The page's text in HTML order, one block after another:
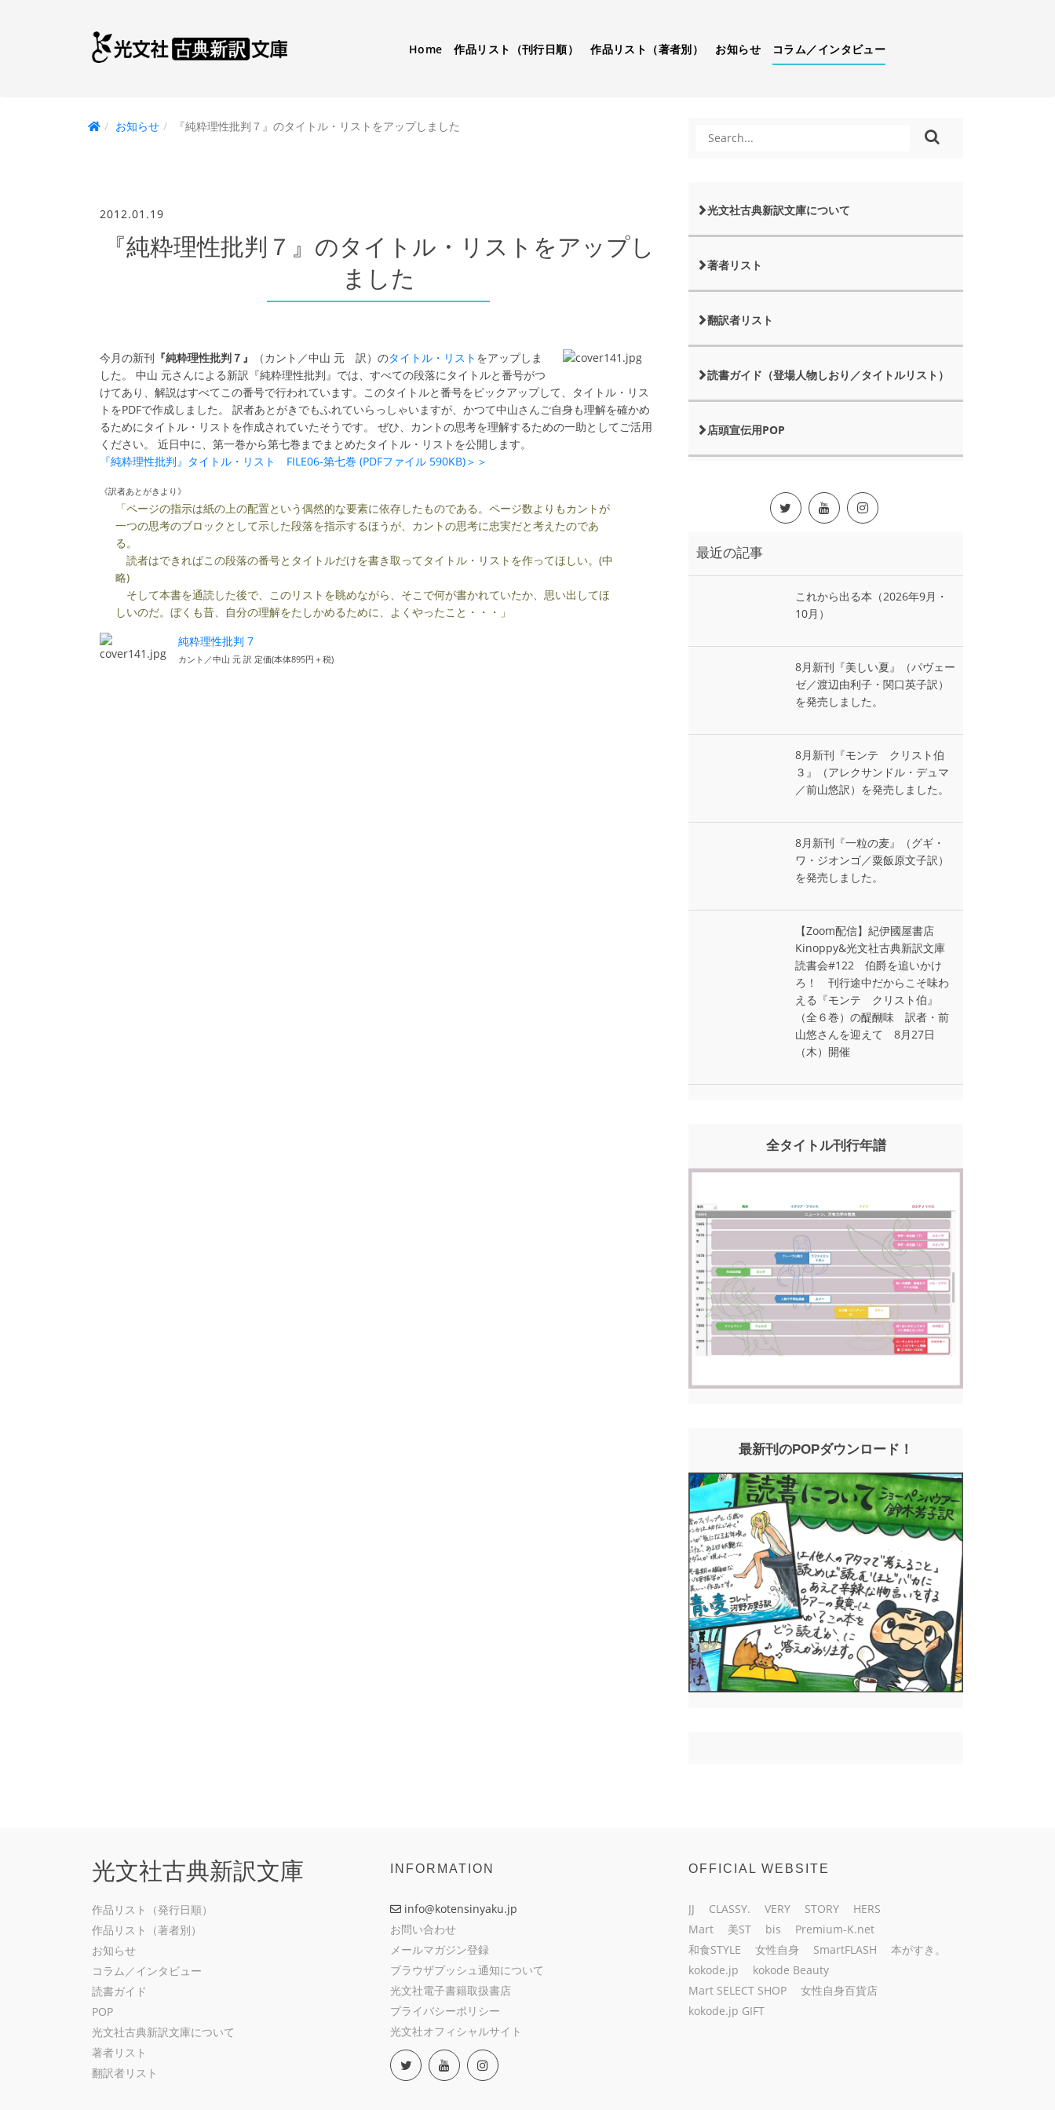
Home 作品リスト（刊行日順） 作品リスト（著者別） お知らせ コラム／インタビュー
お知らせ 『純粋理性批判７』のタイトル・リストをアップしました
2012.01.19
『純粋理性批判７』のタイトル・リストをアップし
ました
今月の新刊 『純粋理性批判７』 （カント／中山 元 訳）のタイトル・リスト をアップしま
した。 中山 元さんによる新訳『純粋理性批判』では、すべての段落にタイトルと番号がつ
けてあり、解説はすべてこの番号で行われています。このタイトルと番号をピックアップして、タイトル・リス
トをPDFで作成しました。 訳者あとがきでもふれていらっしゃいますが、かつて中山さんご自身も理解を確かめ
るためにタイトル・リストを作成されていたそうです。 ぜひ、カントの思考を理解するための一助としてご活用
ください。 近日中に、第一巻から第七巻までまとめたタイトル・リストを公開します。
『純粋理性批判』タイトル・リスト FILE06-第七巻 (PDFファイル 590KB)＞＞
《訳者あとがきより》
「ページの指示は紙の上の配置という偶然的な要素に依存したものである。ページ数よりもカントが
一つの思考のブロックとして示した段落を指示するほうが、カントの思考に忠実だと考えたのであ
る。
読者はできればこの段落の番号とタイトルだけを書き取ってタイトル・リストを作ってほしい。(中
略)
そして本書を通読した後で、このリストを眺めながら、そこで何が書かれていたか、思い出してほ
しいのだ。ぼくも昔、自分の理解をたしかめるために、よくやったこと・・・」
純粋理性批判 7
カント／中山 元 訳 定価(本体895円＋税)
光文社古典新訳文庫について
著者リスト
翻訳者リスト
読書ガイド（登場人物しおり／タイトルリスト）
店頭宣伝用POP
最近の記事
これから出る本（2026年9月・
10月）
8月新刊『美しい夏』（パヴェー
ゼ／渡辺由利子・関口英子訳）
を発売しました。
8月新刊『モンテ゠クリスト伯
３』（アレクサンドル・デュマ
／前山悠訳）を発売しました。
8月新刊『一粒の麦』（グギ・
ワ・ジオンゴ／粟飯原文子訳）
を発売しました。
【Zoom配信】紀伊國屋書店
Kinoppy&光文社古典新訳文庫
読書会#122 伯爵を追いかけ
ろ！ 刊行途中だからこそ味わ
える『モンテ゠クリスト伯』
（全６巻）の醍醐味 訳者・前
山悠さんを迎えて 8月27日
（木）開催
全タイトル刊行年譜
最新刊のPOPダウンロード！
光文社古典新訳文庫
作品リスト（発行日順）
作品リスト（著者別）
お知らせ
コラム／インタビュー
読書ガイド
POP
光文社古典新訳文庫について
著者リスト
翻訳者リスト
INFORMATION
info@kotensinyaku.jp
お問い合わせ
メールマガジン登録
ブラウザプッシュ通知について
光文社電子書籍取扱書店
プライバシーポリシー
光文社オフィシャルサイト
OFFICIAL WEBSITE
JJ CLASSY. VERY STORY
HERS
Mart
美ST bis
Premium-K.net
和食STYLE
女性自身 SmartFLASH
本がすき。
kokode.jp
kokode Beauty
Mart SELECT SHOP
女性自身百貨店
kokode.jp GIFT